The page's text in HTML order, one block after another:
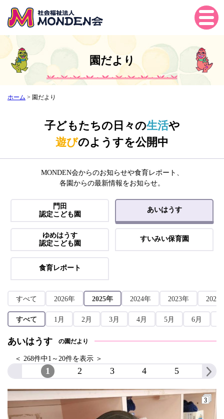
Tog
gle
gati
on
園だより
ホーム > 園だより
子どもたちの日々の生活や
遊びのようすを公開中
MONDEN会からのお知らせや食育レポート、
各園からの最新情報をお知らせ。
門田
認定こども園
あいはうす
ゆめはうす
認定こども園
すいみい保育園
食育レポート
すべて 2026年 2025年 2024年 2023年 2022
すべて 1月 2月 3月 4月 5月 6月
あいはうす の園だより
＜ 268件中1～20件を表示 ＞
1 2 3 4 5